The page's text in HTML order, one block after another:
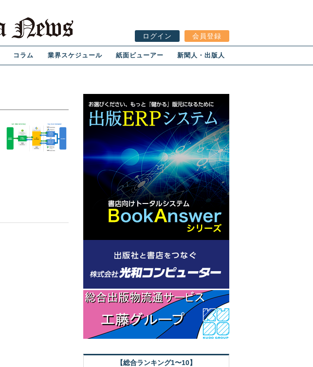
ログイン 会員登録
コラム 業界スケジュール 紙面ビューアー 新聞人・出版人
【総合ランキング1〜10】